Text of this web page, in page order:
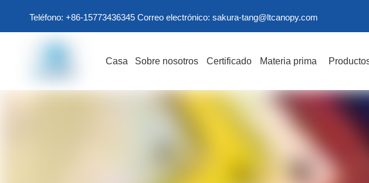
Teléfono: +86-15773436345 Correo electrónico: sakura-tang@ltcanopy.com
Casa Sobre nosotros Certificado Materia prima